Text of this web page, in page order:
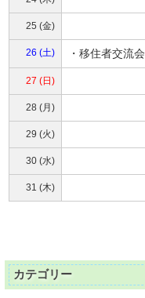
25 (金)
26 (土) ・移住者交流会
27 (日)
28 (月)
29 (火)
30 (水)
31 (木)
カテゴリー